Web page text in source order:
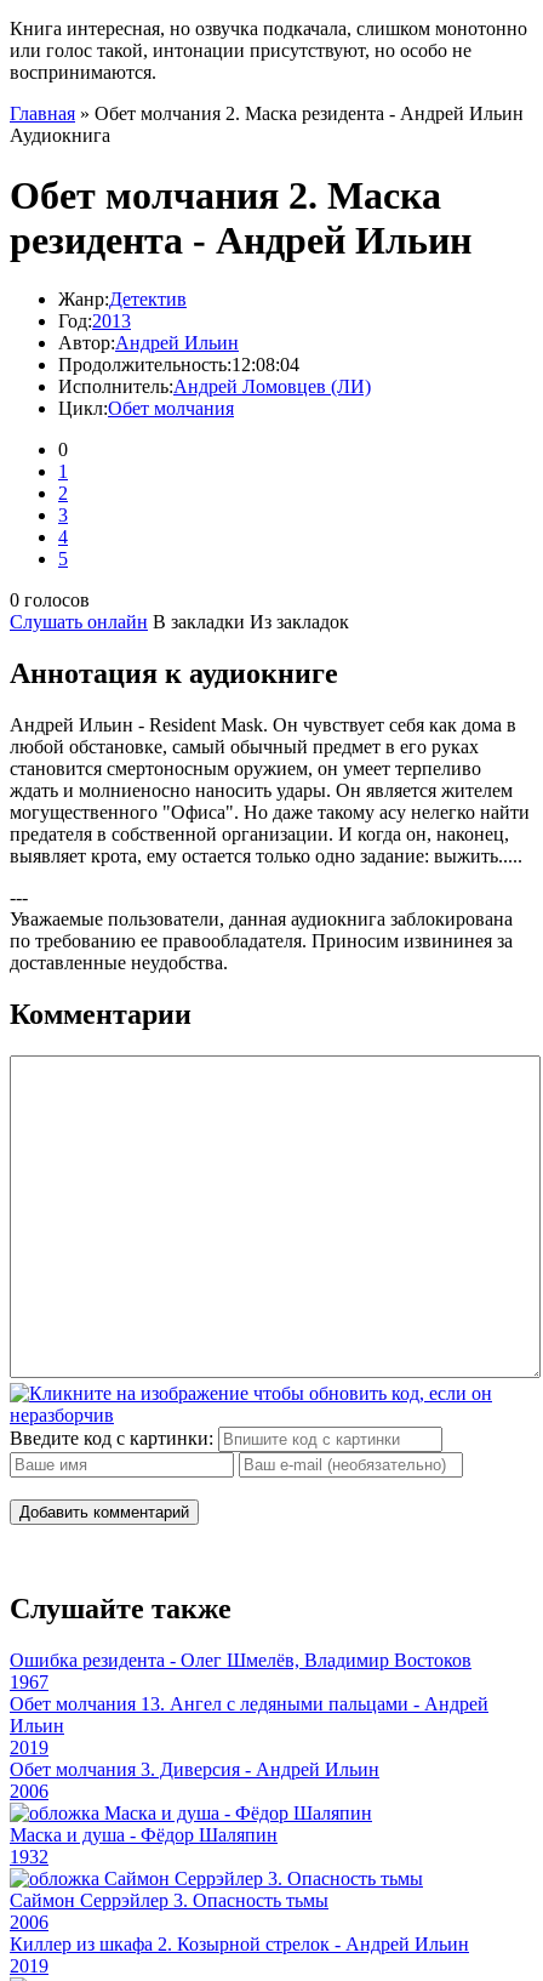
Книга интересная, но озвучка подкачала, слишком монотонно
или голос такой, интонации присутствуют, но особо не
воспринимаются.
Главная » Обет молчания 2. Маска резидента - Андрей Ильин
Аудиокнига
Обет молчания 2. Маска
резидента - Андрей Ильин
Жанр:Детектив
Год:2013
Автор:Андрей Ильин
Продолжительность:12:08:04
Исполнитель:Андрей Ломовцев (ЛИ)
Цикл:Обет молчания
0
1
2
3
4
5
0 голосов
Слушать онлайн В закладки Из закладок
Аннотация к аудиокниге
Андрей Ильин - Resident Mask. Он чувствует себя как дома в
любой обстановке, самый обычный предмет в его руках
становится смертоносным оружием, он умеет терпеливо
ждать и молниеносно наносить удары. Он является жителем
могущественного "Офиса". Но даже такому асу нелегко найти
предателя в собственной организации. И когда он, наконец,
выявляет крота, ему остается только одно задание: выжить.....
---
Уважаемые пользователи, данная аудиокнига заблокирована
по требованию ее правообладателя. Приносим извининея за
доставленные неудобства.
Комментарии
Введите код с картинки:
Добавить комментарий
Слушайте также
Ошибка резидента - Олег Шмелёв, Владимир Востоков
1967
Обет молчания 13. Ангел с ледяными пальцами - Андрей
Ильин
2019
Обет молчания 3. Диверсия - Андрей Ильин
2006
Маска и душа - Фёдор Шаляпин
1932
Саймон Серрэйлер 3. Опасность тьмы
2006
Киллер из шкафа 2. Козырной стрелок - Андрей Ильин
2019